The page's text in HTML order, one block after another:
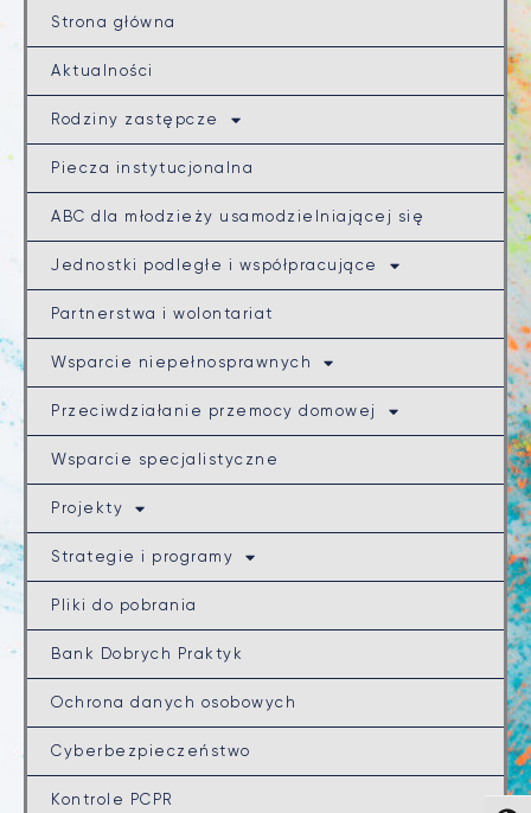
Strona główna
Aktualności
Rodziny zastępcze
Piecza instytucjonalna
ABC dla młodzieży usamodzielniającej się
Jednostki podległe i współpracujące
Partnerstwa i wolontariat
Wsparcie niepełnosprawnych
Przeciwdziałanie przemocy domowej
Wsparcie specjalistyczne
Projekty
Strategie i programy
Pliki do pobrania
Bank Dobrych Praktyk
Ochrona danych osobowych
Cyberbezpieczeństwo
Kontrole PCPR